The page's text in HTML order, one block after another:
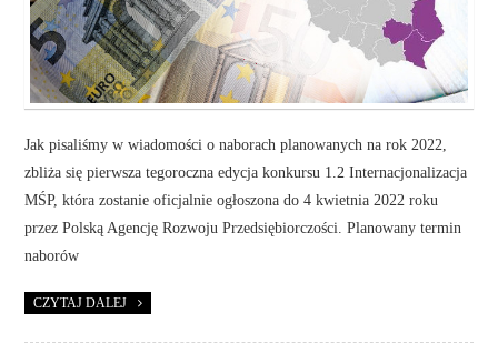
Jak pisaliśmy w wiadomości o naborach planowanych na rok 2022,
zbliża się pierwsza tegoroczna edycja konkursu 1.2 Internacjonalizacja
MŚP, która zostanie oficjalnie ogłoszona do 4 kwietnia 2022 roku
przez Polską Agencję Rozwoju Przedsiębiorczości. Planowany termin
naborów
CZYTAJ DALEJ